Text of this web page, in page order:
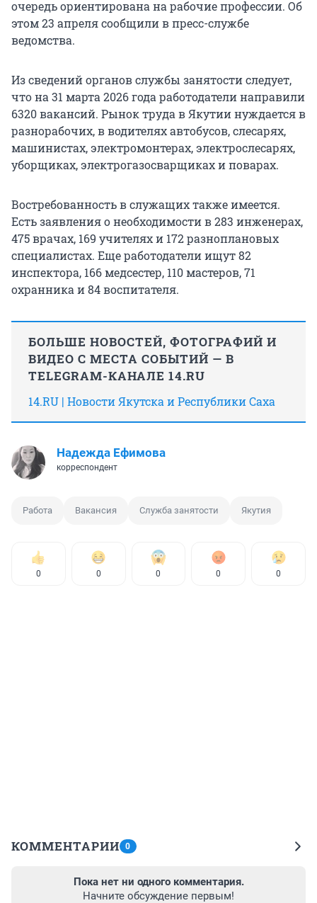
очередь ориентирована на рабочие профессии. Об
этом 23 апреля сообщили в пресс-службе
ведомства.
Из сведений органов службы занятости следует,
что на 31 марта 2026 года работодатели направили
6320 вакансий. Рынок труда в Якутии нуждается в
разнорабочих, в водителях автобусов, слесарях,
машинистах, электромонтерах, электрослесарях,
уборщиках, электрогазосварщиках и поварах.
Востребованность в служащих также имеется.
Есть заявления о необходимости в 283 инженерах,
475 врачах, 169 учителях и 172 разноплановых
специалистах. Еще работодатели ищут 82
инспектора, 166 медсестер, 110 мастеров, 71
охранника и 84 воспитателя.
БОЛЬШЕ НОВОСТЕЙ, ФОТОГРАФИЙ И
ВИДЕО С МЕСТА СОБЫТИЙ — В
TELEGRAM-КАНАЛЕ 14.RU
14.RU | Новости Якутска и Республики Саха
Надежда Ефимова
корреспондент
Работа Вакансия Служба занятости Якутия
0 0 0 0 0
КОММЕНТАРИИ 0
Пока нет ни одного комментария.
Начните обсуждение первым!